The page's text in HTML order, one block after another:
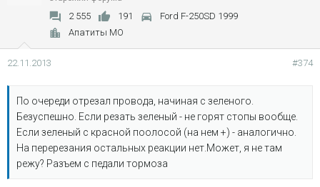
2 555 191
Ford F-250SD 1999
Апатиты МО
22.11.2013 #374
По очереди отрезал провода, начиная с зеленого.
Безуспешно. Если резать зеленый - не горят стопы вообще.
Если зеленый с красной поолосой (на нем +) - аналогично.
На перерезания остальных реакции нет.Может, я не там
режу? Разъем с педали тормоза